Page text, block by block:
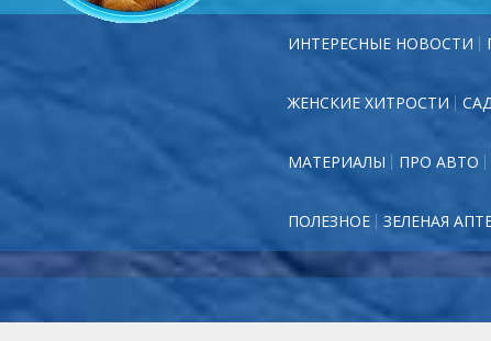
ИНТЕРЕСНЫЕ НОВОСТИ
ЖЕНСКИЕ ХИТРОСТИ
МАТЕРИАЛЫ ПРО АВТО
ПОЛЕЗНОЕ ЗЕЛЕНАЯ